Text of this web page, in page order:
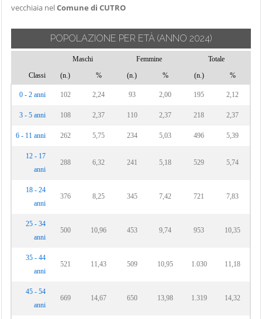
vecchiaia nelComune di CUTRO
POPOLAZIONE PER ETÀ (ANNO 2024)
Maschi Femmine
Totale
Classi
(n.) % (n.) % (n.) %
0 - 2 anni 102 2,24 93 2,00 195 2,12
3 - 5 anni 108 2,37 110 2,37 218 2,37
6 - 11 anni 262 5,75 234 5,03 496 5,39
12 - 17
anni
288 6,32 241 5,18 529 5,74
18 - 24
anni
376 8,25 345 7,42 721 7,83
25 - 34
anni
500 10,96 453 9,74 953 10,35
35 - 44
anni
521 11,43 509 10,95 1.030 11,18
45 - 54
anni
669 14,67 650 13,98 1.319 14,32